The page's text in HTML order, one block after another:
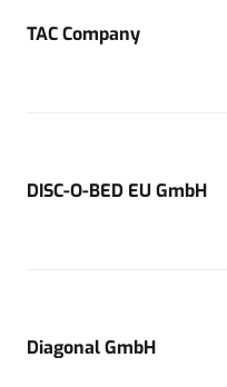
TAC Company
DISC-O-BED EU GmbH
Diagonal GmbH